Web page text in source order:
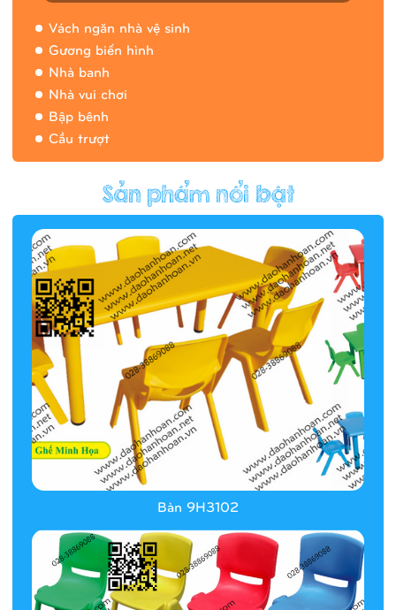
Vách ngăn nhà vệ sinh
Gương biến hình
Nhà banh
Nhà vui chơi
Bập bênh
Cầu trượt
Hàng rào/nhà banh 9H5412
Bàn 9H3102